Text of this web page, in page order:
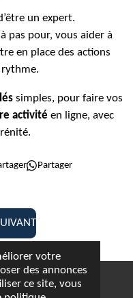
votre
des annonces
ce site, vous
un expert.
pas pour, vous aider à
en place des actions
rythme.
simples, pour faire vos
activité en ligne, avec
Partager